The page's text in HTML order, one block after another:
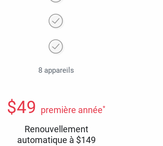
8 appareils
$49 première année*
Renouvellement
automatique à $149